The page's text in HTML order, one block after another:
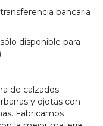
bancaria
disponible para
de calzados
y ojotas con
Fabricamos